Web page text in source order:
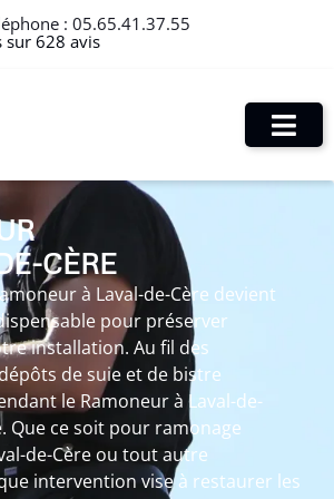
: 05.65.41.37.55
sur 628 avis
CÈRE
à Laval-de-Cère devient
pour préserver
installation. Au fil des
de suie et de bistre
le Ramoneur à Laval-de-
Que ce soit pour ramonage
de-Cère ou tout autre
intervention vise à restaurer les